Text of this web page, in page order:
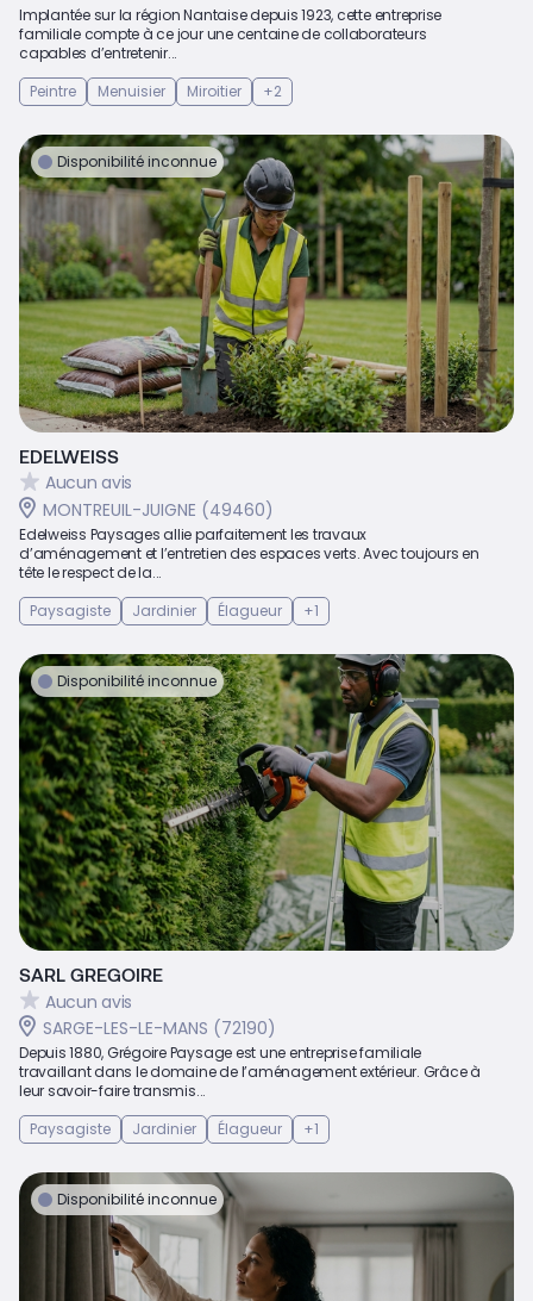
Implantée sur la région Nantaise depuis 1923, cette entreprise
familiale compte à ce jour une centaine de collaborateurs
capables d’entretenir...
Peintre
Menuisier Miroitier +2
Disponibilité inconnue
EDELWEISS
Aucun avis
MONTREUIL-JUIGNE (49460)
Edelweiss Paysages allie parfaitement les travaux
d’aménagement et l’entretien des espaces verts. Avec toujours en
tête le respect de la...
Paysagiste
Jardinier Élagueur +1
Disponibilité inconnue
SARL GREGOIRE
Aucun avis
SARGE-LES-LE-MANS (72190)
Depuis 1880, Grégoire Paysage est une entreprise familiale
travaillant dans le domaine de l’aménagement extérieur. Grâce à
leur savoir-faire transmis...
Paysagiste
Jardinier Élagueur +1
Disponibilité inconnue